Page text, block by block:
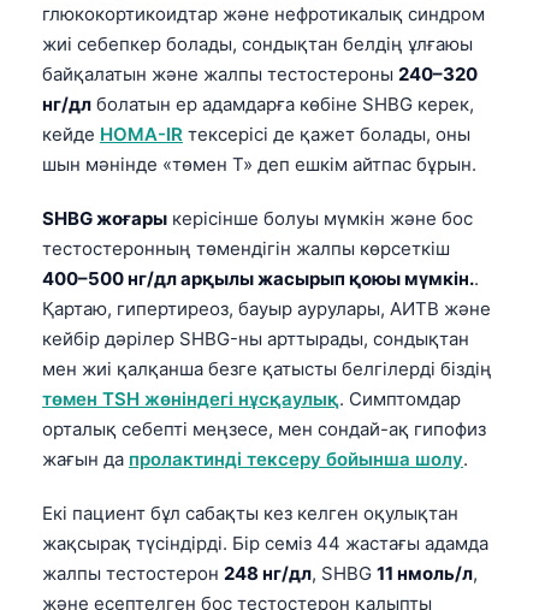
глюкокортикоидтар және нефротикалық синдром
жиі себепкер болады, сондықтан белдің ұлғаюы
байқалатын және жалпы тестостероны 240–320
нг/дл болатын ер адамдарға көбіне SHBG керек,
кейде HOMA-IR тексерісі де қажет болады, оны
шын мәнінде «төмен Т» деп ешкім айтпас бұрын.
SHBG жоғары керісінше болуы мүмкін және бос
тестостеронның төмендігін жалпы көрсеткіш
400–500 нг/дл арқылы жасырып қоюы мүмкін..
Қартаю, гипертиреоз, бауыр аурулары, АИТВ және
кейбір дәрілер SHBG-ны арттырады, сондықтан
мен жиі қалқанша безге қатысты белгілерді біздің
төмен TSH жөніндегі нұсқаулық. Симптомдар
орталық себепті меңзесе, мен сондай-ақ гипофиз
жағын да пролактинді тексеру бойынша шолу.
Екі пациент бұл сабақты кез келген оқулықтан
жақсырақ түсіндірді. Бір семіз 44 жастағы адамда
жалпы тестостерон 248 нг/дл, SHBG 11 нмоль/л,
және есептелген бос тестостерон қалыпты
العربية المغربية
Afrikaans
ພາສາລາວ
Basa Jawa
Cebuano
ئۇيغۇرچە
Кыргызча
Татар теле
Беларуская мова
Esperanto
Frysk
Ślōnskŏ gŏdka
Norsk bokmål